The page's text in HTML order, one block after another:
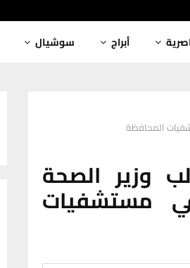
أبراج سوشيال
المحافظة
وزير الصحة
مستشفيات